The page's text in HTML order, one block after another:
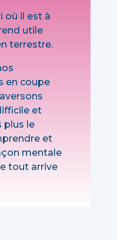
où il est à
utile
terrestre.
en coupe
et
plus le
et
mentale
tout arrive